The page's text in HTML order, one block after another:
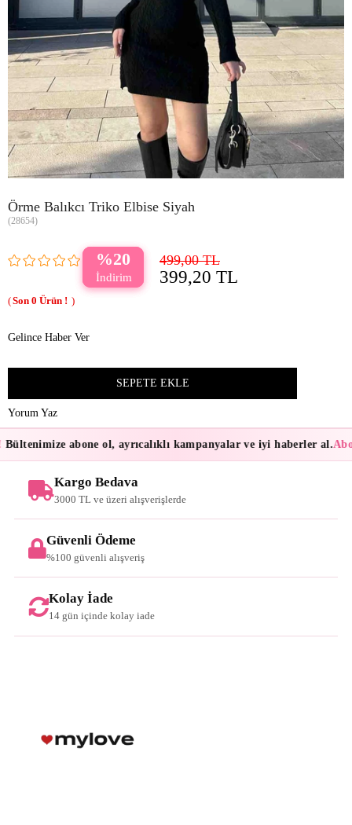
Örme Balıkcı Triko Elbise Siyah
(28654)
20 499,00 TL
399,20 TL
0
Gelince Haber Ver
Yorum Yaz
abone ol, ayrıcalıklı kampanyalar ve iyi haberler al.
Kargo Bedava
3000 TL ve üzeri alışverişlerde
Güvenli Ödeme
%100 güvenli alışveriş
Kolay İade
14 gün içinde kolay iade